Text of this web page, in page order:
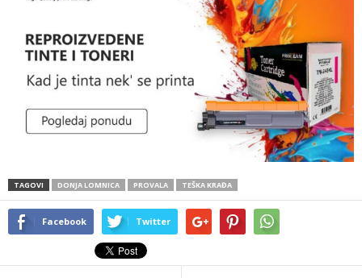
TAGOVI DONJA LOMNICA PROVALA TEŠKA KRAĐA
Facebook Twitter